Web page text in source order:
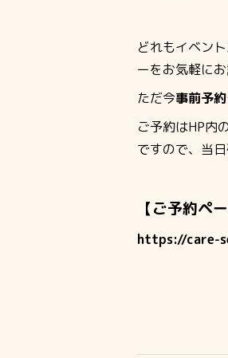
どれもイベン
ーをお気軽に
ただ今事前予約
ご予約はHP内
ですので、当
【ご予約ペー
https://care-